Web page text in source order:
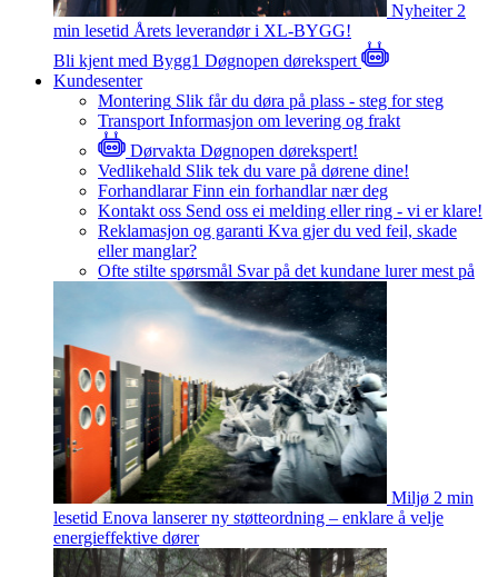
Nyheiter 2
min lesetid Årets leverandør i XL-BYGG!
Bli kjent med Bygg1 Døgnopen dørekspert
Kundesenter
Montering Slik får du døra på plass - steg for steg
Transport Informasjon om levering og frakt
Dørvakta Døgnopen dørekspert!
Vedlikehald Slik tek du vare på dørene dine!
Forhandlarar Finn ein forhandlar nær deg
Kontakt oss Send oss ei melding eller ring - vi er klare!
Reklamasjon og garanti Kva gjer du ved feil, skade
eller manglar?
Ofte stilte spørsmål Svar på det kundane lurer mest på
Miljø 2 min
lesetid Enova lanserer ny støtteordning – enklare å velje
energieffektive dører